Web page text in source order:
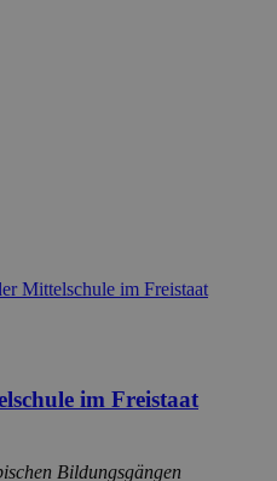
im Freistaat
Bildungsgängen